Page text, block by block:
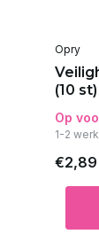
Opry
(10 st)
Op
1-2
€2,89